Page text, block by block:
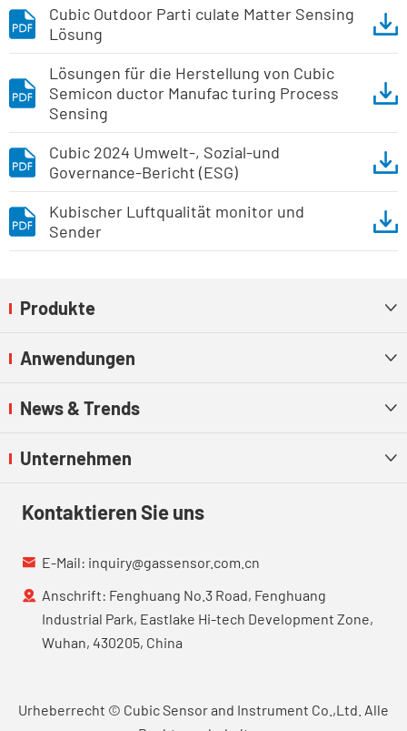
Cubic Outdoor Parti culate Matter Sensing
Lösung
Lösungen für die Herstellung von Cubic
Semicon ductor Manufac turing Process
Sensing
Cubic 2024 Umwelt-, Sozial-und
Governance-Bericht (ESG)
Kubischer Luftqualität monitor und
Sender
Produkte 
Anwendungen 
News & Trends 
Unternehmen 
Kontaktieren Sie uns
 E-Mail: inquiry@gassensor.com.cn
 Anschrift: Fenghuang No.3 Road, Fenghuang
Industrial Park, Eastlake Hi-tech Development Zone,
Wuhan, 430205, China
Urheberrecht © Cubic Sensor and Instrument Co.,Ltd. Alle